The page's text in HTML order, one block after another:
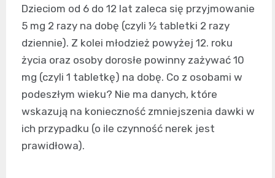
Dzieciom od 6 do 12 lat zaleca się przyjmowanie
5 mg 2 razy na dobę (czyli ½ tabletki 2 razy
dziennie). Z kolei młodzież powyżej 12. roku
życia oraz osoby dorosłe powinny zażywać 10
mg (czyli 1 tabletkę) na dobę. Co z osobami w
podeszłym wieku? Nie ma danych, które
wskazują na konieczność zmniejszenia dawki w
ich przypadku (o ile czynność nerek jest
prawidłowa).